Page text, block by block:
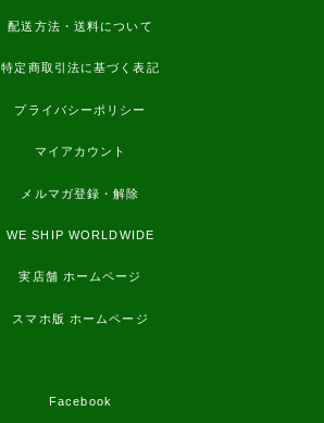
配送方法・送料について
特定商取引法に基づく表記
プライバシーポリシー
マイアカウント
メルマガ登録・解除
WE SHIP WORLDWIDE
実店舗 ホームページ
スマホ版 ホームページ
Facebook